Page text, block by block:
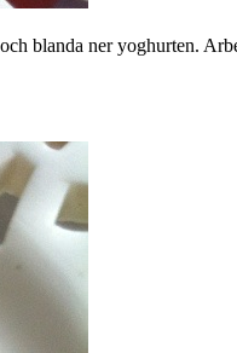
blanda ner yoghurten.